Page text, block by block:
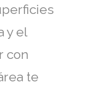
y el
con
te